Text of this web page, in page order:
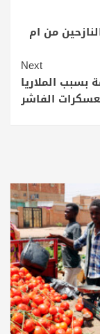
من ام
Next
بسبب الملاريا
الفاشر